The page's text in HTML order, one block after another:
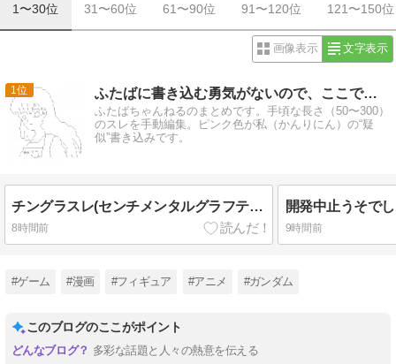
1〜30位 31〜60位 61〜90位 91〜120位 121〜150位
画像表示 文字表示
1 ふたばに書き込む勇気がないので、ここで勝手に参加するブログ
ふたばちゃんねるのまとめです。手頃な長さ（50〜300）
のスレを手動編集。ピンク色が私（かんりにん）の“疑
似”書き込みです。
チングラスレ(センチメンタルグラフティスレ)
8時間前
開発中止うそで
9時間前
#ゲーム #漫画 #フィギュア #アニメ #ガンダム
このブログのここがポイント
多彩な話題と人々の熱意を伝える